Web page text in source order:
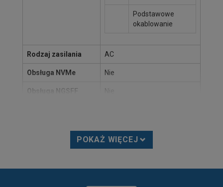
Podstawowe
okablowanie
Rodzaj zasilania AC
Obsługa NVMe Nie
Obsługa NGSFF
825TQ-R740LPB
POKAŻ WIĘCEJ